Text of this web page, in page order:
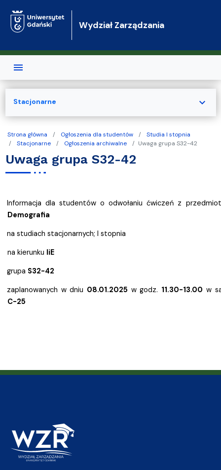
Wydział Zarządzania
Strona główna Ogłoszenia dla studentów
Studia I stopnia
Stacjonarne
Ogłoszenia archiwalne Uwaga grupa S32-42
Uwaga grupa S32-42
Informacja dla studentów o odwołaniu ćwiczeń z
Demografia
na studiach stacjonarnych; I stopnia
na kierunku IiE
grupa S32-42
zaplanowanych w dniu 08.01.2025 w godz. 11.30-13.00 w
C-25
Stacjonarne expand_more